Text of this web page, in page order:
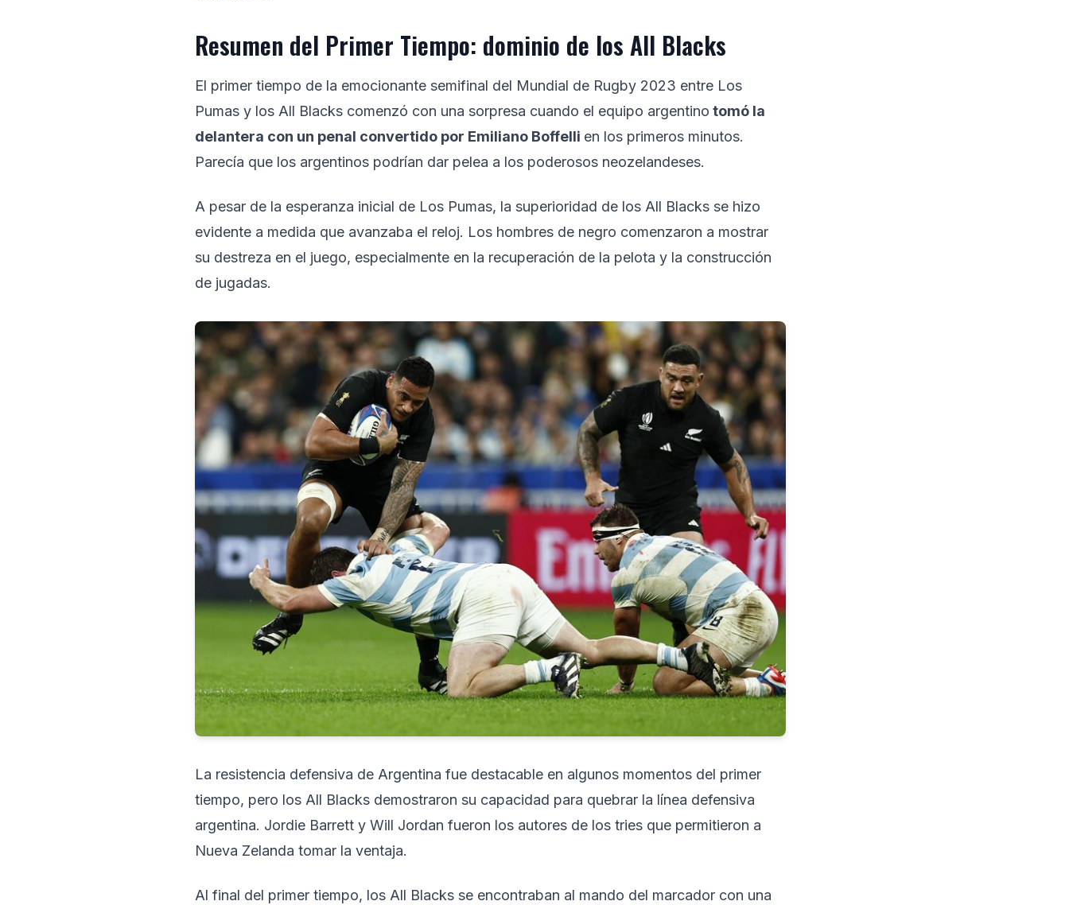
Resumen del Primer Tiempo: dominio de los All Blacks
El primer tiempo de la emocionante semifinal del Mundial de Rugby 2023 entre Los
Pumas y los All Blacks comenzó con una sorpresa cuando el equipo argentino tomó la
delantera con un penal convertido por Emiliano Boffelli en los primeros minutos.
Parecía que los argentinos podrían dar pelea a los poderosos neozelandeses.
A pesar de la esperanza inicial de Los Pumas, la superioridad de los All Blacks se hizo
evidente a medida que avanzaba el reloj. Los hombres de negro comenzaron a mostrar
su destreza en el juego, especialmente en la recuperación de la pelota y la construcción
de jugadas.
La resistencia defensiva de Argentina fue destacable en algunos momentos del primer
tiempo, pero los All Blacks demostraron su capacidad para quebrar la línea defensiva
argentina. Jordie Barrett y Will Jordan fueron los autores de los tries que permitieron a
Nueva Zelanda tomar la ventaja.
Al final del primer tiempo, los All Blacks se encontraban al mando del marcador con una